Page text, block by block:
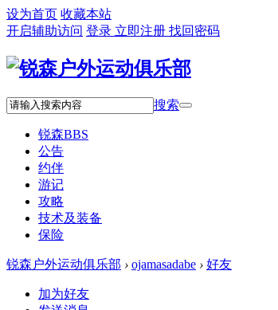
设为首页 收藏本站
开启辅助访问 登录 立即注册 找回密码
搜索
锐森BBS
公告
约伴
游记
攻略
技术及装备
保险
锐森户外运动俱乐部 › ojamasadabe › 好友
加为好友